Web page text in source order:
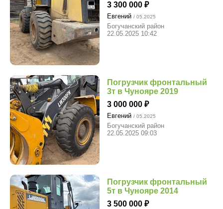
3 300 000
Евгений / 05.2025
Богучанский район
22.05.2025 10:42
Погрузчик фронтальный
3т в Чунояре 2019
3 000 000
Евгений / 05.2025
Богучанский район
22.05.2025 09:03
Погрузчик фронтальный
5т в Чунояре 2014
3 500 000